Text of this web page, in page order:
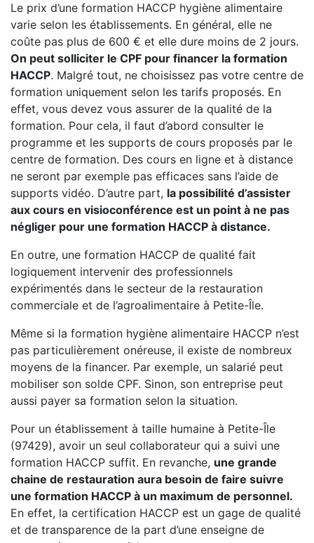
Le prix d’une formation HACCP hygiène alimentaire
varie selon les établissements. En général, elle ne
coûte pas plus de 600 € et elle dure moins de 2 jours.
On peut solliciter le CPF pour financer la formation
HACCP. Malgré tout, ne choisissez pas votre centre de
formation uniquement selon les tarifs proposés. En
effet, vous devez vous assurer de la qualité de la
formation. Pour cela, il faut d’abord consulter le
programme et les supports de cours proposés par le
centre de formation. Des cours en ligne et à distance
ne seront par exemple pas efficaces sans l’aide de
supports vidéo. D’autre part, la possibilité d’assister
aux cours en visioconférence est un point à ne pas
négliger pour une formation HACCP à distance.
En outre, une formation HACCP de qualité fait
logiquement intervenir des professionnels
expérimentés dans le secteur de la restauration
commerciale et de l’agroalimentaire à Petite-Île.
Même si la formation hygiène alimentaire HACCP n’est
pas particulièrement onéreuse, il existe de nombreux
moyens de la financer. Par exemple, un salarié peut
mobiliser son solde CPF. Sinon, son entreprise peut
aussi payer sa formation selon la situation.
Pour un établissement à taille humaine à Petite-Île
(97429), avoir un seul collaborateur qui a suivi une
formation HACCP suffit. En revanche, une grande
chaine de restauration aura besoin de faire suivre
une formation HACCP à un maximum de personnel.
En effet, la certification HACCP est un gage de qualité
et de transparence de la part d’une enseigne de